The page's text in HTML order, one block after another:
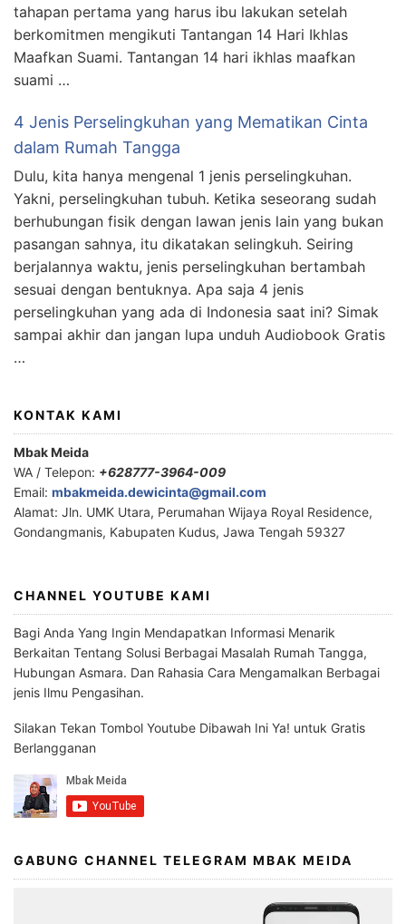
tahapan pertama yang harus ibu lakukan setelah
berkomitmen mengikuti Tantangan 14 Hari Ikhlas
Maafkan Suami. Tantangan 14 hari ikhlas maafkan
suami …
4 Jenis Perselingkuhan yang Mematikan Cinta
dalam Rumah Tangga
Dulu, kita hanya mengenal 1 jenis perselingkuhan.
Yakni, perselingkuhan tubuh. Ketika seseorang sudah
berhubungan fisik dengan lawan jenis lain yang bukan
pasangan sahnya, itu dikatakan selingkuh. Seiring
berjalannya waktu, jenis perselingkuhan bertambah
sesuai dengan bentuknya. Apa saja 4 jenis
perselingkuhan yang ada di Indonesia saat ini? Simak
sampai akhir dan jangan lupa unduh Audiobook Gratis
…
KONTAK KAMI
Mbak Meida
WA / Telepon: +628777-3964-009
Email: mbakmeida.dewicinta@gmail.com
Alamat: Jln. UMK Utara, Perumahan Wijaya Royal Residence,
Gondangmanis, Kabupaten Kudus, Jawa Tengah 59327
CHANNEL YOUTUBE KAMI
Bagi Anda Yang Ingin Mendapatkan Informasi Menarik
Berkaitan Tentang Solusi Berbagai Masalah Rumah Tangga,
Hubungan Asmara. Dan Rahasia Cara Mengamalkan Berbagai
jenis Ilmu Pengasihan.
Silakan Tekan Tombol Youtube Dibawah Ini Ya! untuk Gratis
Berlangganan
GABUNG CHANNEL TELEGRAM MBAK MEIDA